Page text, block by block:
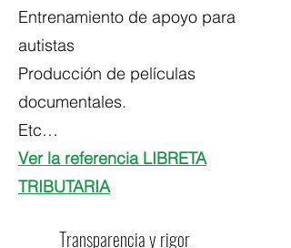
Entrenamiento de apoyo para
autistas
Producción de películas
documentales.
Etc…
Ver la referencia LIBRETA
TRIBUTARIA
Transparencia y rigor